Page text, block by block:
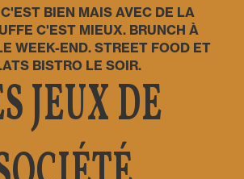
BIEN MAIS AVEC DE LA
C'EST MIEUX. BRUNCH À
WEEK-END. STREET FOOD ET
BISTRO LE SOIR.
JEUX DE